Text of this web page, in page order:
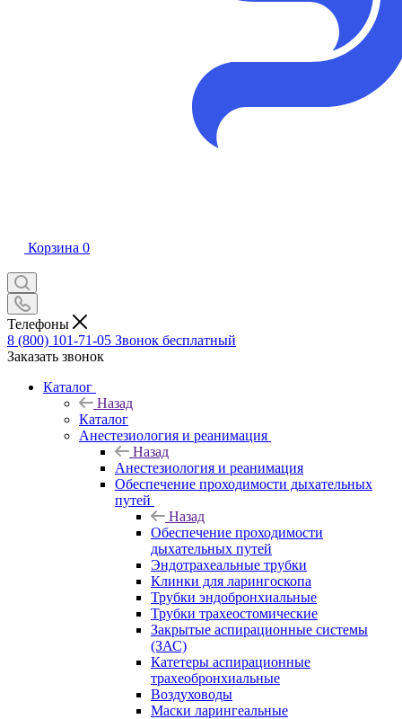
Корзина 0
Телефоны
8 (800) 101-71-05 Звонок бесплатный
Заказать звонок
Каталог
Назад
Каталог
Анестезиология и реанимация
Назад
Анестезиология и реанимация
Обеспечение проходимости дыхательных
путей
Назад
Обеспечение проходимости
дыхательных путей
Эндотрахеальные трубки
Клинки для ларингоскопа
Трубки эндобронхиальные
Трубки трахеостомические
Закрытые аспирационные системы
(ЗАС)
Катетеры аспирационные
трахеобронхиальные
Воздуховоды
Маски ларингеальные